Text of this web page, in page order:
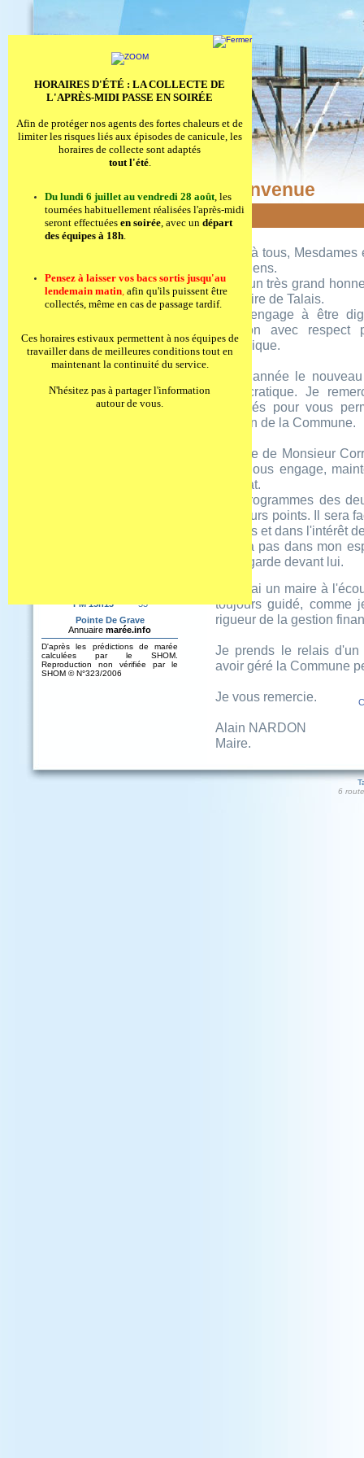
Bienvenue
Merci à tous,
Talaisiens.
C'est un très grand
de Maire de Talais.
Je m'engage à être
fonction avec
république.
Cette année le
démocratique. Je
engagés pour vous
gestion de la Commune.
La liste de Monsieur
cela nous engage,
résultat.
Les programmes des
plusieurs points. Il sera
de tous et dans l'intérêt
Il n'y a pas dans mon
qui regarde devant lui.
Je serai un maire à
toujours guidé, comme
rigueur de la gestion
Je prends le relais d'un
avoir géré la Commune
Je vous remercie.
Alain NARDON
Maire.
Commune
Services
Tourisme
Mairie Virtuelle
Liens Utiles
Festivités
6
HORAIRES D'ÉTÉ : LA COLLECTE DE
L'APRÈS-MIDI PASSE EN SOIRÉE
Afin de protéger nos agents des fortes chaleurs et de
limiter les risques liés aux épisodes de canicule, les
horaires de collecte sont adaptés
tout l'été.
Du lundi 6 juillet au vendredi 28 août, les
tournées habituellement réalisées l'après-midi
seront effectuées en soirée, avec un départ
des équipes à 18h.
Pensez à laisser vos bacs sortis jusqu'au
lendemain matin, afin qu'ils puissent être
collectés, même en cas de passage tardif.
Ces horaires estivaux permettent à nos équipes de
travailler dans de meilleures conditions tout en
maintenant la continuité du service.
N'hésitez pas à partager l'information
autour de vous.